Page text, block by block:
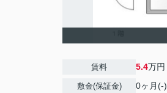
賃料 5.4万円
敷金(保証金) 0ヶ月(-)